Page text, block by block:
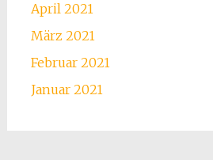
April 2021
März 2021
Februar 2021
Januar 2021